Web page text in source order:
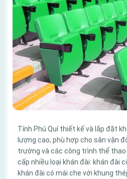
Tính Phú Quí thiết kế và lắp đặt
lượng cao, phù hợp cho sân vận
trường và các công trình thể thao
cấp nhiều loại khán đài: khán đài
khán đài có mái che với khung